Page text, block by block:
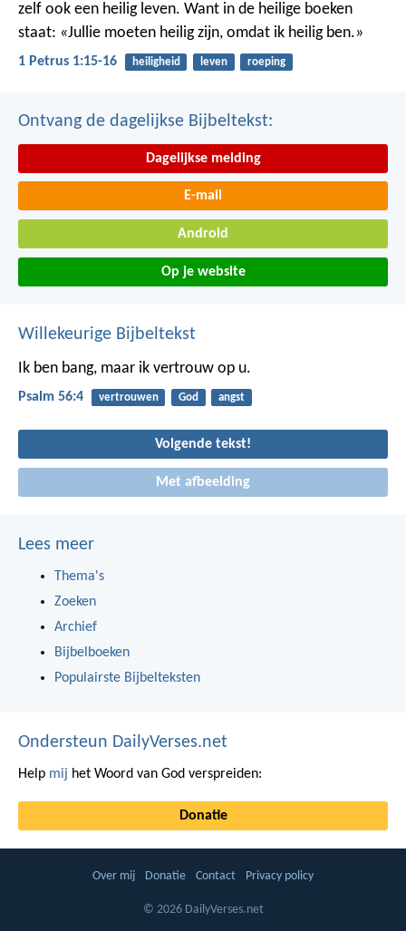
zelf ook een heilig leven. Want in de heilige boeken
staat: «Jullie moeten heilig zijn, omdat ik heilig ben.»
1 Petrus 1:15-16 heiligheid leven roeping
Ontvang de dagelijkse Bijbeltekst:
Dagelijkse melding
E-mail
Android
Op je website
Willekeurige Bijbeltekst
Ik ben bang, maar ik vertrouw op u.
Psalm 56:4 vertrouwen God angst
Volgende tekst!
Met afbeelding
Lees meer
Thema's
Zoeken
Archief
Bijbelboeken
Populairste Bijbelteksten
Ondersteun DailyVerses.net
Help mij het Woord van God verspreiden:
Donatie
Over mij Donatie Contact Privacy policy
© 2026 DailyVerses.net